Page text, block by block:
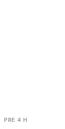
PRE 4 H